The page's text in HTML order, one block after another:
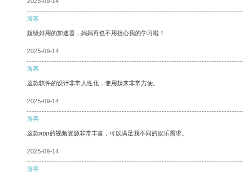
游客
超级好用的加速器，妈妈再也不用担心我的学习啦！
2025-09-14
游客
这款软件的设计非常人性化，使用起来非常方便。
2025-09-14
游客
这款app的视频资源非常丰富，可以满足我不同的娱乐需求。
2025-09-14
游客